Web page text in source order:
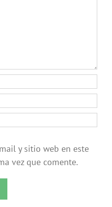
y sitio web en este
vez que comente.